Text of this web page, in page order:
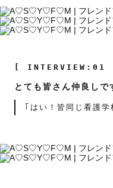
[ INTERVIEW:01
とても皆さん仲良しで
｢はい！皆同じ看護